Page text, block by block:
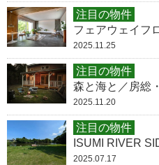
注目の物件
フェアウェイフ
2025.11.25
注目の物件
森と海と／房総
2025.11.20
注目の物件
ISUMI RIVER
2025.07.17